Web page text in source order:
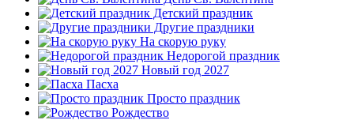
Детский праздник
Другие праздники
На скорую руку
Недорогой праздник
Новый год 2027
Пасха
Просто праздник
Рождество